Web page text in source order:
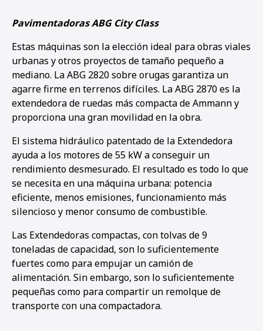
Pavimentadoras ABG City Class
Estas máquinas son la elección ideal para obras viales
urbanas y otros proyectos de tamaño pequeño a
mediano. La ABG 2820 sobre orugas garantiza un
agarre firme en terrenos difíciles. La ABG 2870 es la
extendedora de ruedas más compacta de Ammann y
proporciona una gran movilidad en la obra.
El sistema hidráulico patentado de la Extendedora
ayuda a los motores de 55 kW a conseguir un
rendimiento desmesurado. El resultado es todo lo que
se necesita en una máquina urbana: potencia
eficiente, menos emisiones, funcionamiento más
silencioso y menor consumo de combustible.
Las Extendedoras compactas, con tolvas de 9
toneladas de capacidad, son lo suficientemente
fuertes como para empujar un camión de
alimentación. Sin embargo, son lo suficientemente
pequeñas como para compartir un remolque de
transporte con una compactadora.